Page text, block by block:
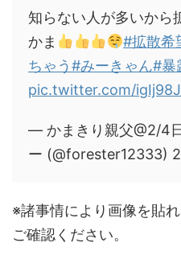
知らない人が多いから
かま
#拡散希
ちゃう#みーきゃん#暴
pic.twitter.com/
— かまきり親父@2/4
ー (@forester12333)
※諸事情により画像を貼
ご確認ください。